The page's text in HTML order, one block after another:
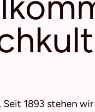
1893 stehen